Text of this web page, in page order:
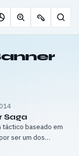
Roleta
de
Descobrir
IA
Ofertas
Saga
táctico baseado em
ser um dos
começar no